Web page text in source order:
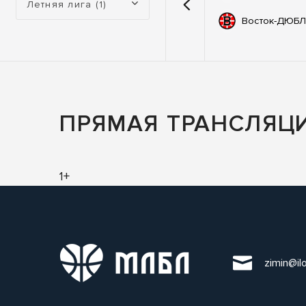
Летняя лига (1)
Восток-ДЮБЛ
ПРЯМАЯ
1+